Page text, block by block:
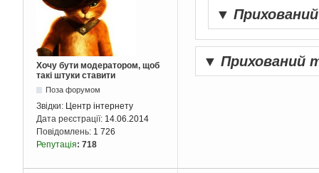
Хочу бути модератором, щоб
такі штуки ставити
Поза форумом
Звідки: Центр інтернету
Дата реєстрації: 14.06.2014
Повідомлень: 1 726
Репутація: 718
▼
▼ Прихований